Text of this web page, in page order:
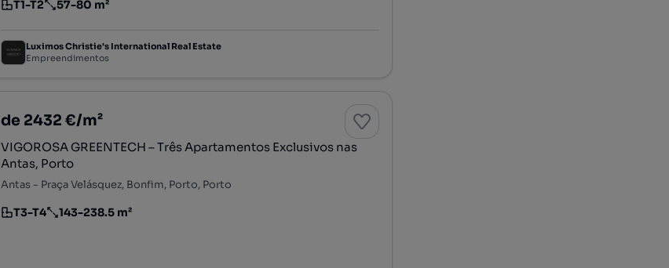
Tipologia
T1-T2
Preço por metro quadrado
57-80 m²
Luximos Christie's International Real Estate
Empreendimentos
de 2432 €/m²
VIGOROSA GREENTECH – Três Apartamentos Exclusivos nas
Antas, Porto
Antas - Praça Velásquez, Bonfim, Porto, Porto
Tipologia
T3-T4
Preço por metro quadrado
143-238.5 m²